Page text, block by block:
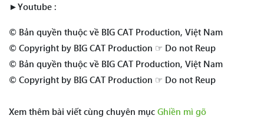
►Youtube :
© Bản quyền thuộc về BIG CAT Production, Việt Nam
© Copyright by BIG CAT Production ☞ Do not Reup
© Bản quyền thuộc về BIG CAT Production, Việt Nam
© Copyright by BIG CAT Production ☞ Do not Reup
Xem thêm bài viết cùng chuyên mục Ghiền mì gõ